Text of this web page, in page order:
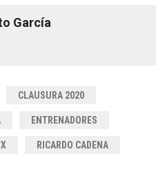
García
CLAUSURA 2020
ENTRENADORES
RICARDO CADENA